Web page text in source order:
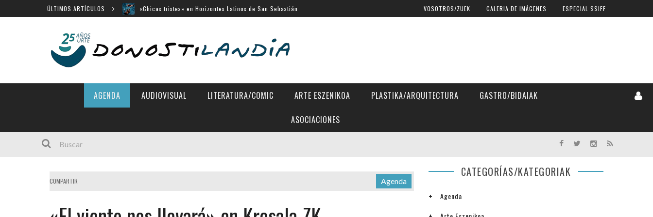
ÚLTIMOS ARTÍCULOS
«Chicas tristes» en Horizontes Latinos de San Sebastián
Menú cerrado en el Victoria Eugenia
14 largometrajes para «New Directors»
VOSOTROS/ZUEK GALERIA DE IMÁGENES ESPECIAL SSIFF
AGENDA AUDIOVISUAL LITERATURA/COMIC ARTE ESZENIKOA PLASTIKA/ARQUITECTURA GASTRO/BIDAIAK
ASOCIACIONES
COMPARTIR Agenda
CATEGORÍAS/KATEGORIAK
Agenda